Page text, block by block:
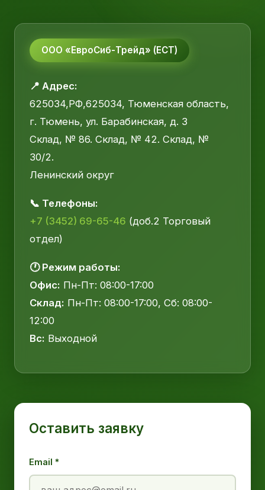
ООО «ЕвроСиб-Трейд» (ЕСТ)
📍 Адрес:
625034,РФ,625034, Тюменская область,
г. Тюмень, ул. Барабинская, д. 3
Склад, № 86. Склад, № 42. Склад, №
30/2.
Ленинский округ
📞 Телефоны:
+7 (3452) 69-65-46 (доб.2 Торговый
отдел)
🕐 Режим работы:
Офис: Пн-Пт: 08:00-17:00
Склад: Пн-Пт: 08:00-17:00, Сб: 08:00-
12:00
Вс: Выходной
Оставить заявку
Email *